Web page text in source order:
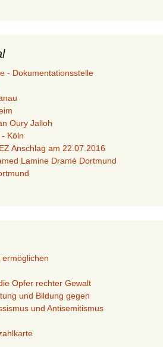
- Dokumentationsstelle
Oury Jalloh
Köln
Anschlag am 22.07.2016
Lamine Dramé Dortmund
Opfer rechter Gewalt
und Bildung gegen
und Antisemitismus